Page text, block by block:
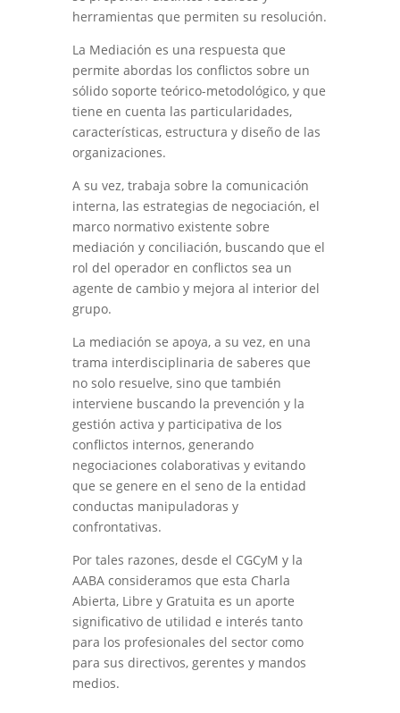
herramientas que permiten su resolución.
La Mediación es una respuesta que
permite abordas los conflictos sobre un
sólido soporte teórico-metodológico, y que
tiene en cuenta las particularidades,
características, estructura y diseño de las
organizaciones.
A su vez, trabaja sobre la comunicación
interna, las estrategias de negociación, el
marco normativo existente sobre
mediación y conciliación, buscando que el
rol del operador en conflictos sea un
agente de cambio y mejora al interior del
grupo.
La mediación se apoya, a su vez, en una
trama interdisciplinaria de saberes que
no solo resuelve, sino que también
interviene buscando la prevención y la
gestión activa y participativa de los
conflictos internos, generando
negociaciones colaborativas y evitando
que se genere en el seno de la entidad
conductas manipuladoras y
confrontativas.
Por tales razones, desde el CGCyM y la
AABA consideramos que esta Charla
Abierta, Libre y Gratuita es un aporte
significativo de utilidad e interés tanto
para los profesionales del sector como
para sus directivos, gerentes y mandos
medios.